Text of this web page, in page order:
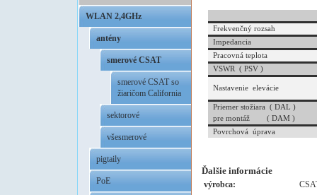
WLAN 2,4GHz
antény
smerové CSAT
smerové CSAT so
žiaričom California
sektorové
všesmerové
pigtaily
PoE
Frekvenčný rozsah
Impedancia
Pracovná teplota
VSWR ( PSV )
Nastavenie elevácie
Priemer stožiara ( DAL )
pre montáž ( DAM )
Povrchová úprava
Ďalšie informácie
výrobca: